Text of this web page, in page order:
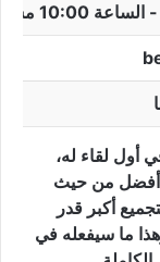
أول لقاء له،
أفضل من حيث
أكبر قدر
ما سيفعله في